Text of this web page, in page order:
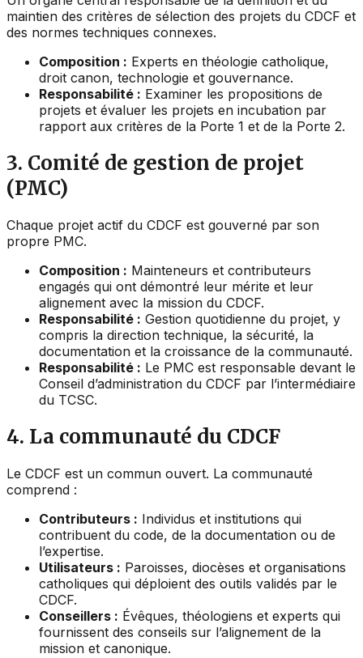
maintien des critères de sélection des projets du CDCF et
des normes techniques connexes.
Composition : Experts en théologie catholique,
droit canon, technologie et gouvernance.
Responsabilité : Examiner les propositions de
projets et évaluer les projets en incubation par
rapport aux critères de la Porte 1 et de la Porte 2.
3. Comité de gestion de projet
(PMC)
Chaque projet actif du CDCF est gouverné par son
propre PMC.
Composition : Mainteneurs et contributeurs
engagés qui ont démontré leur mérite et leur
alignement avec la mission du CDCF.
Responsabilité : Gestion quotidienne du projet, y
compris la direction technique, la sécurité, la
documentation et la croissance de la communauté.
Responsabilité : Le PMC est responsable devant le
Conseil d’administration du CDCF par l’intermédiaire
du TCSC.
4. La communauté du CDCF
Le CDCF est un commun ouvert. La communauté
comprend :
Contributeurs : Individus et institutions qui
contribuent du code, de la documentation ou de
l’expertise.
Utilisateurs : Paroisses, diocèses et organisations
catholiques qui déploient des outils validés par le
CDCF.
Conseillers : Évêques, théologiens et experts qui
fournissent des conseils sur l’alignement de la
mission et canonique.